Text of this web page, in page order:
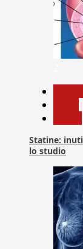
Statine:
lo studio